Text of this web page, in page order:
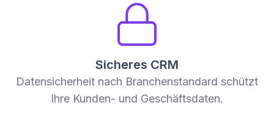
Sicheres CRM
Datensicherheit nach Branchenstandard schützt
Ihre Kunden- und Geschäftsdaten.